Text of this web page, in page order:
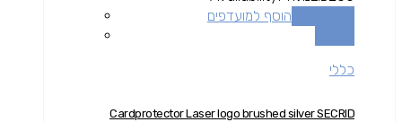
הוסף למועדפים
כללי
Cardprotector Laser logo brushed silver SECRID